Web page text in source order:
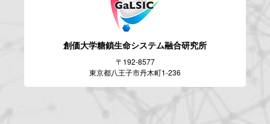
創価大学糖鎖生命システム融合研究所
〒192-8577
東京都八王子市丹木町1-236